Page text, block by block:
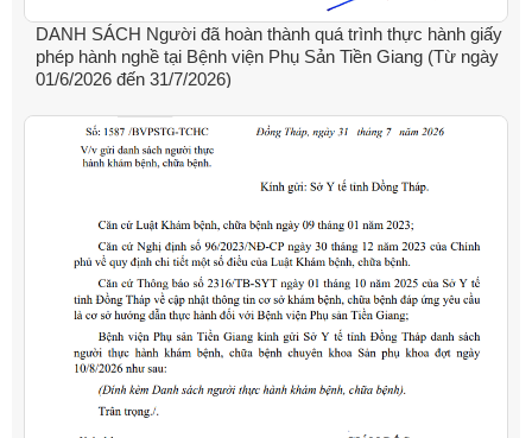
DANH SÁCH Người đã hoàn thành quá trình thực hành giấy
phép hành nghề tại Bệnh viện Phụ Sản Tiền Giang (Từ ngày
01/6/2026 đến 31/7/2026)